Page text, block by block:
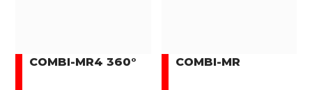
COMBI-MR4 360° COMBI-MR